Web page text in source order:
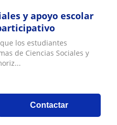
y apoyo escolar
los estudiantes
de Ciencias Sociales y
Contactar